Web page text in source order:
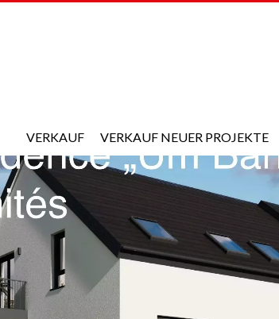
VERKAUF VERKAUF NEUER PROJEKTE